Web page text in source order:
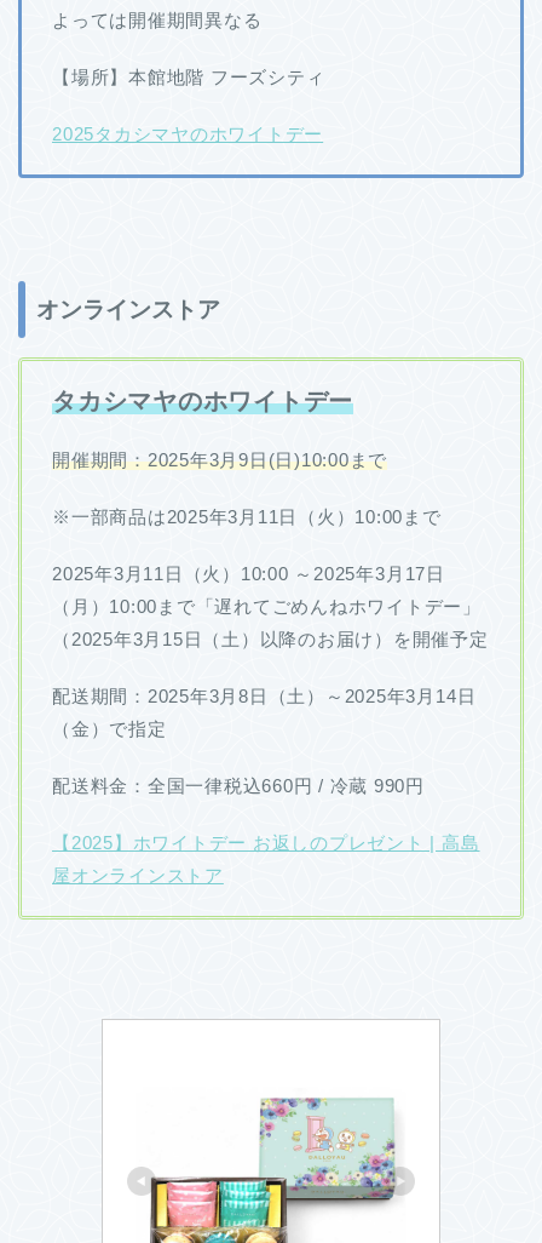
よっては開催期間異なる
【場所】本館地階 フーズシティ
2025タカシマヤのホワイトデー
オンラインストア
タカシマヤのホワイトデー
開催期間：2025年3月9日(日)10:00まで
※一部商品は2025年3月11日（火）10:00まで
2025年3月11日（火）10:00 ～2025年3月17日
（月）10:00まで「遅れてごめんねホワイトデー」
（2025年3月15日（土）以降のお届け）を開催予定
配送期間：2025年3月8日（土）～2025年3月14日
（金）で指定
配送料金：全国一律税込660円 / 冷蔵 990円
【2025】ホワイトデー お返しのプレゼント | 高島
屋オンラインストア